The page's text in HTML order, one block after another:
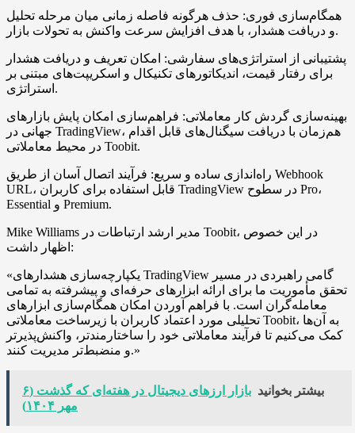
همگام‌سازی فوری: حذف هرگونه فاصله زمانی میان مرحله تحلیل
و دریافت هشدار، با هدف افزایش سرعت واکنش به تحولات بازار.
پشتیبانی از استراتژی‌های سفارشی: امکان تعریف و دریافت هشدار
برای رفتار قیمت، اندیکاتورهای تکنیکال و اسکریپت‌های مبتنی بر
استراتژی.
بهینه‌سازی گردش کار معاملاتی: فراهم‌سازی امکان پایش بازارهای
جهانی در TradingView، هم‌زمان با دریافت سیگنال‌های قابل اقدام
در محیط معاملاتی Toobit.
راه‌اندازی ساده و سریع: فرآیند اتصال آسان از طریق Webhook
URL، قابل استفاده برای کاربران TradingView در سطوح Pro،
Essential و Premium.
Mike Williams مدیر ارشد ارتباطات در Toobit، در این خصوص
اظهار داشت:
«یکپارچه‌سازی هشدارهای TradingView گامی راهبردی در مسیر
تحقق مأموریت ما برای ارائه ابزارهای حرفه‌ای و پیشرفته به تمامی
معامله‌گران است. با فراهم آوردن امکان همگام‌سازی ابزارهای
تحلیلی مورد اعتماد کاربران با زیرساخت معاملاتی Toobit، به آن‌ها
کمک می‌کنیم تا فرآیند معاملاتی خود را ساختارمندتر، واکنش‌پذیرتر
و منضبط‌تر مدیریت کنند.»
بیشتر بخوانید
بازار ارزهای دیجیتال در هفته‌ای که گذشت (۶
مهر ۱۴۰۴)